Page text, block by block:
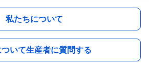
私たちについて
いて生産者に質問する